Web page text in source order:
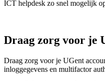
ICT helpdesk zo snel mogelijk
Draag zorg voor je
Draag zorg voor je UGent
inloggegevens en multifactor